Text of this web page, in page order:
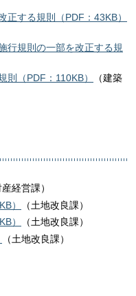
する規則（PDF：43KB）
行規則の一部を改正する規
（PDF：110KB）
（建築
産経営課）
）
（土地改良課）
）
（土地改良課）
（土地改良課）